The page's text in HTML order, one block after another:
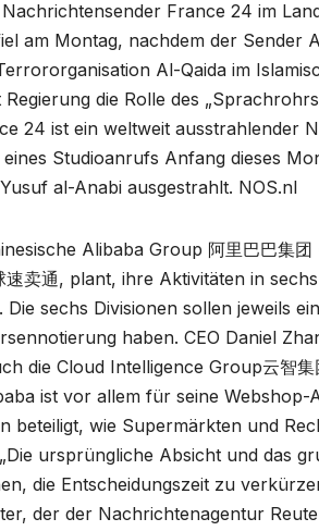
France 24 im
am Montag, nachdem der Sender
Al-Qaida im
die Rolle des
24 ist ein weltweit ausstrahlender
Studioanrufs Anfang dieses
al-Anabi ausgestrahlt. NOS.nl
Alibaba Group 阿里巴巴集团
速卖通, plant, ihre Aktivitäten in
Die sechs Divisionen sollen jeweils
haben. CEO Daniel
die Cloud Intelligence Group云智
ist vor allem für seine
beteiligt, wie Supermärkten und
ursprüngliche Absicht und das
die Entscheidungszeit zu
der der Nachrichtenagentur